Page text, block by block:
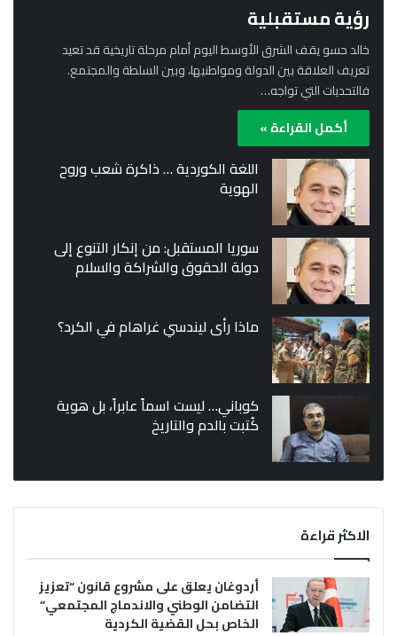
رؤية مستقبلية
خالد حسو يقف الشرق الأوسط اليوم أمام مرحلة تاريخية قد تعيد
تعريف العلاقة بين الدولة ومواطنيها، وبين السلطة والمجتمع.
فالتحديات التي تواجه…
أكمل القراءة »
اللغة الكوردية … ذاكرة شعب وروح
الهوية
سوريا المستقبل: من إنكار التنوع إلى
دولة الحقوق والشراكة والسلام
ماذا رأى ليندسي غراهام في الكرد؟
كوباني… ليست اسماً عابراً، بل هوية
كُتبت بالدم والتاريخ
الاكثر قراءة
أردوغان يعلق على مشروع قانون “تعزيز
التضامن الوطني والاندماج المجتمعي”
الخاص بحل القضية الكردية